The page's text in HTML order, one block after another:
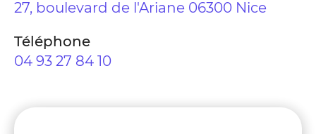
27, boulevard de l'Ariane 06300 Nice
Téléphone
04 93 27 84 10